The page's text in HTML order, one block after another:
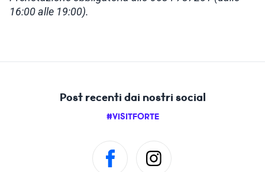
16:00 alle 19:00).
Post recenti dai nostri social
#VISITFORTE